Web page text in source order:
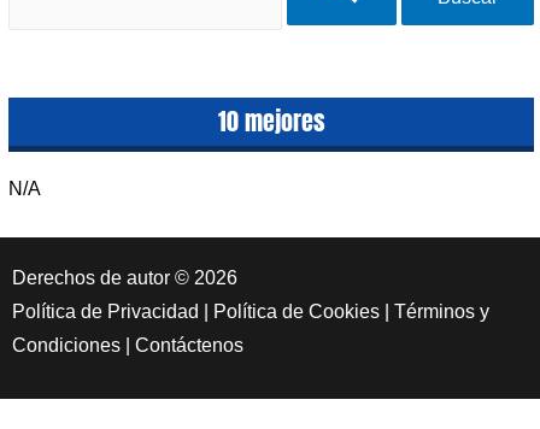
10 mejores
N/A
Derechos de autor © 2026
Política de Privacidad
Política de Cookies
Términos y
Condiciones
Contáctenos